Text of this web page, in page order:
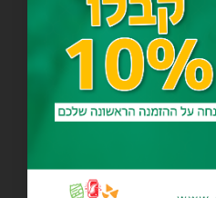
ולהציע את המגוון